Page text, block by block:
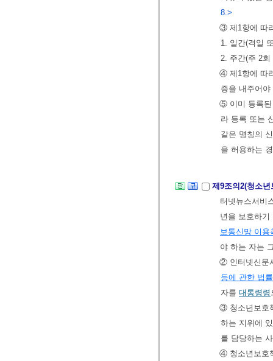
8.>
③ 제1항에 따
1. 일간(격일
2. 주간(주 2
④ 제1항에 따
증을 내주어야
⑤ 이미 등록된
라 등록 또는
같은 명칭의
을 허용하는
제9조의2(청소
터넷뉴스서비
년을 보호하기
보통신망 이
야 하는 자는
② 인터넷신문
등에 관한 법
자를 대통령령
③ 청소년보호
하는 지위에
를 담당하는
④ 청소년보호